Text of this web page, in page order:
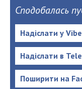
Сподобалась
Надіслати у
Надіслати в
Поширити на